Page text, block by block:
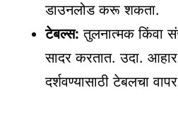
डाउनलोड करू शकता.
टेबल्स: तुलनात्मक किंवा
सादर करतात. उदा.
दर्शवण्यासाठी टेबलचा